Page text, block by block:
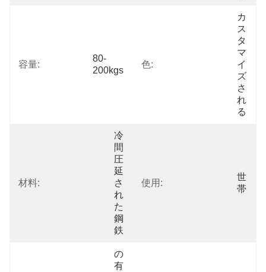
容量:
80-
200kgs
色:
カ
ス
タ
マ
イ
ズ
さ
れ
る
材料:
冷
間
圧
延
さ
れ
た
鋼
鉄
使用:
世
帯
の
有